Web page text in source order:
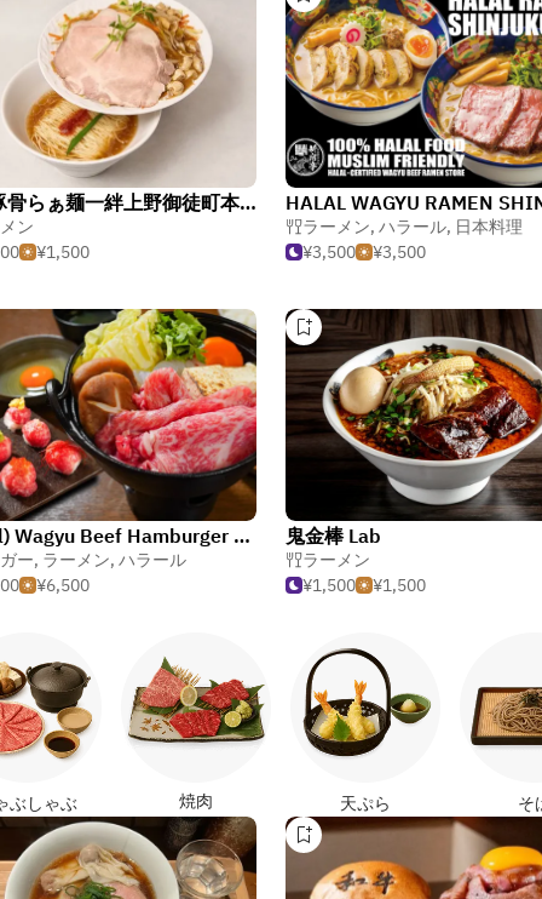
博多豚骨らぁ麺一絆上野御徒町本店
ン
¥1,500
ラーメン, ハラール, 日本料理
¥3,500
¥3,500
(Halal) Wagyu Beef Hamburger Steak & Teriyaki bowl Asakusa Restaurant 5W-Tokyo
ー, ラーメン, ハラール
¥6,500
鬼金棒 Lab
ラーメン
¥1,500
¥1,500
ぶしゃぶ 焼肉 天ぷら そ